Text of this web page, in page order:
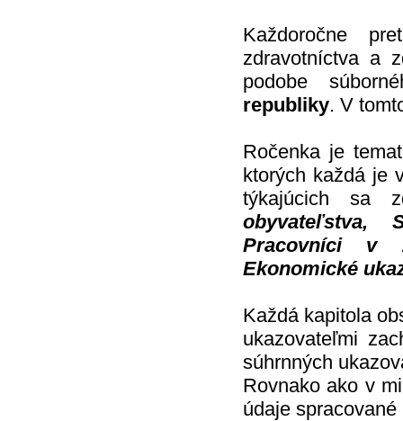
Každoročne
zdravotníctva a
podobe
republiky. V
Ročenka je
ktorých každá je
týkajúcich sa
obyvateľstva,
Pracovníci v
Ekonomické
Každá kapitola
ukazovateľmi
súhrnných
Rovnako ako v
údaje